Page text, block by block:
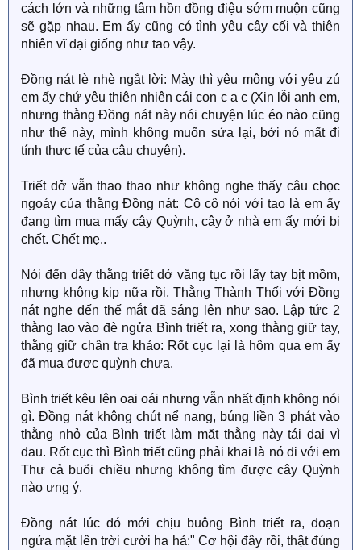
cách lớn và những tâm hồn đồng điệu sớm muộn cũng
sẽ gặp nhau. Em ấy cũng có tình yêu cây cối và thiên
nhiên vĩ đại giống như tao vậy.
Đồng nát lè nhè ngắt lời: Mày thì yêu mông với yêu zú
em ấy chứ yêu thiên nhiên cái con c a c (Xin lỗi anh em,
nhưng thằng Đồng nát này nói chuyện lúc éo nào cũng
như thế này, mình không muốn sửa lại, bởi nó mất đi
tính thực tế của câu chuyện).
Triết dở vẫn thao thao như không nghe thấy câu chọc
ngoáy của thằng Đồng nát: Cô cô nói với tao là em ấy
đang tìm mua mấy cây Quỳnh, cây ở nhà em ấy mới bị
chết. Chết mẹ..
Nói đến dây thằng triết dở văng tục rồi lấy tay bịt mồm,
nhưng không kịp nữa rồi, Thằng Thành Thối với Đồng
nát nghe đến thế mắt đã sáng lên như sao. Lập tức 2
thằng lao vào đè ngửa Bình triết ra, xong thằng giữ tay,
thằng giữ chân tra khảo: Rốt cục lại là hôm qua em ấy
đã mua được quỳnh chưa.
Bình triết kêu lên oai oái nhưng vẫn nhất định không nói
gì. Đồng nát không chút nể nang, búng liền 3 phát vào
thằng nhỏ của Bình triết làm mặt thằng này tái dại vì
đau. Rốt cục thì Bình triết cũng phải khai là nó đi với em
Thư cả buổi chiều nhưng không tìm được cây Quỳnh
nào ưng ý.
Đồng nát lúc đó mới chịu buông Bình triết ra, đoạn
ngửa mặt lên trời cười ha hả:" Cơ hội đây rồi, thật đúng